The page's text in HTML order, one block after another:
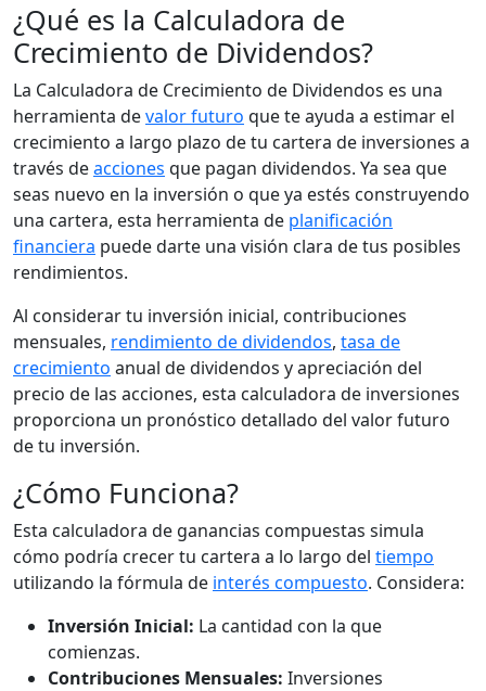
¿Qué es la Calculadora de
Crecimiento de Dividendos?
La Calculadora de Crecimiento de Dividendos es una
herramienta devalor futuro que te ayuda a estimar el
crecimiento a largo plazo de tu cartera de inversiones a
través deacciones que pagan dividendos. Ya sea que
seas nuevo en la inversión o que ya estés construyendo
una cartera, esta herramienta de planificación
financiera puede darte una visión clara de tus posibles
rendimientos.
Al considerar tu inversión inicial, contribuciones
mensuales, rendimiento de dividendos, tasa de
crecimiento anual de dividendos y apreciación del
precio de las acciones, esta calculadora de inversiones
proporciona un pronóstico detallado del valor futuro
de tu inversión.
¿Cómo Funciona?
Esta calculadora de ganancias compuestas simula
cómo podría crecer tu cartera a lo largo del tiempo
utilizando la fórmula de interés compuesto. Considera:
Inversión Inicial: La cantidad con la que
comienzas.
Contribuciones Mensuales: Inversiones